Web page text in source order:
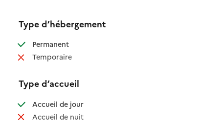
Type d’hébergement
Permanent: disponible
Temporaire: non disponible
Type d’accueil
Accueil de jour: disponible
Accueil de nuit: non disponible